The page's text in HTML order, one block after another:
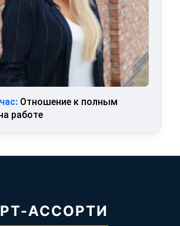
Отношение к полным
работе
АССОРТИ